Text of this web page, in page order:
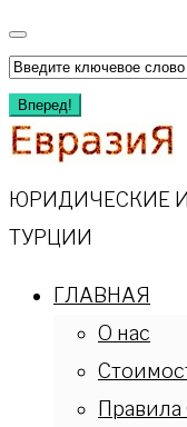
Перейти
к
содержимому
Искать:
Вперед!
ЮРИДИЧЕСКИЕ
ТУРЦИИ
ГЛАВНАЯ
О нас
Правила